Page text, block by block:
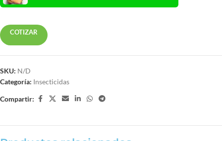
COTIZAR
SKU: N/D
Categoría: Insecticidas
Compartir: